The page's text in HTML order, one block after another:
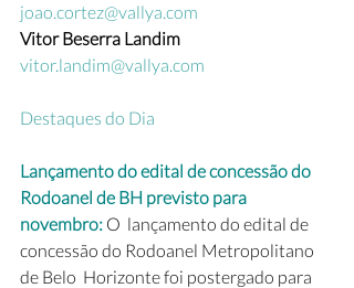
joao.cortez@vallya.com
Vitor Beserra Landim
vitor.landim@vallya.com
Destaques do Dia
Lançamento do edital de concessão do
Rodoanel de BH previsto para
novembro: O  lançamento do edital de
concessão do Rodoanel Metropolitano
de Belo  Horizonte foi postergado para